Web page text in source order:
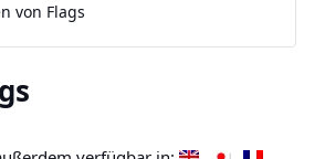
von Flags